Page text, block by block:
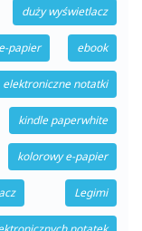
duży wyświetlacz
e-papier ebook
elektroniczne notatki
kindle paperwhite
kolorowy e-papier
Legimi